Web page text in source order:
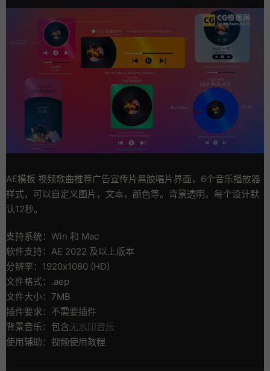
AE模板 视频歌曲推荐广告宣传片黑胶唱片界面，6个音乐播放器
样式，可以自定义图片，文本，颜色等。背景透明。每个设计默
认12秒。
支持系统：Win 和 Mac
软件支持：AE 2022 及以上版本
分辨率：1920x1080 (HD)
文件格式：.aep
文件大小：7MB
插件要求：不需要插件
背景音乐：包含无水印音乐
使用辅助：视频使用教程